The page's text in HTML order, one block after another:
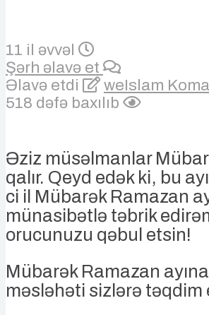
11 il əvvəl
Şərh əlavə et
Əlavə etdi
weIslam
518 dəfə baxılıb
Əziz müsəlmanlar
qalır. Qeyd edək ki, bu
ci il Mübarək Ramazan
münasibətlə təbrik
orucunuzu qəbul etsin!
Mübarək Ramazan
məsləhəti sizlərə təqdim